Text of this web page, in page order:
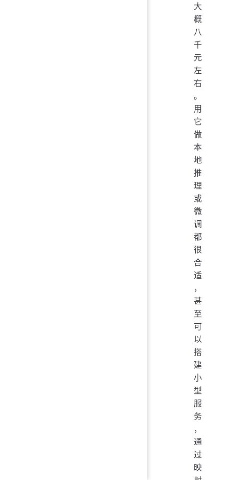
大
概
八
千
元
左
右
。
用
它
做
本
地
推
理
或
微
调
都
很
合
适
，
甚
至
可
以
搭
建
小
型
服
务
，
通
过
映